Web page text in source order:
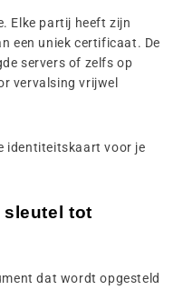
Elke partij heeft zijn
een uniek certificaat. De
servers of zelfs op
vervalsing vrijwel
identiteitskaart voor je
tot
dat wordt opgesteld